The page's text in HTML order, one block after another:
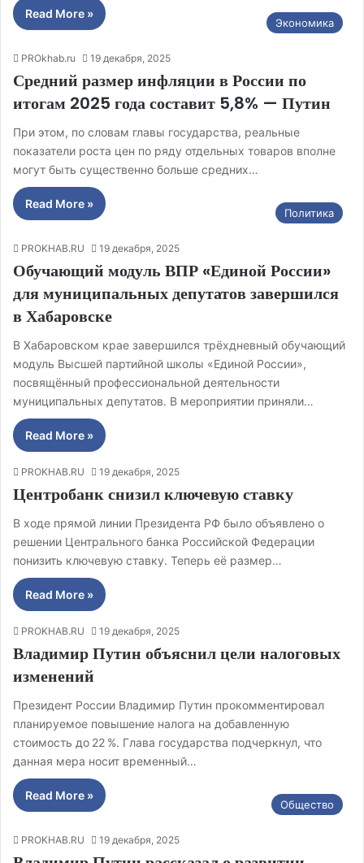
Read More »
Экономика
PROkhab.ru 19 декабря, 2025
Средний размер инфляции в России по
итогам 2025 года составит 5,8% — Путин
При этом, по словам главы государства, реальные
показатели роста цен по ряду отдельных товаров вполне
могут быть существенно больше средних…
Read More »
Политика
PROKHAB.RU 19 декабря, 2025
Обучающий модуль ВПР «Единой России»
для муниципальных депутатов завершился
в Хабаровске
В Хабаровском крае завершился трёхдневный обучающий
модуль Высшей партийной школы «Единой России»,
посвящённый профессиональной деятельности
муниципальных депутатов. В мероприятии приняли…
Read More »
PROKHAB.RU 19 декабря, 2025
Центробанк снизил ключевую ставку
В ходе прямой линии Президента РФ было объявлено о
решении Центрального банка Российской Федерации
понизить ключевую ставку. Теперь её размер…
Read More »
PROKHAB.RU 19 декабря, 2025
Владимир Путин объяснил цели налоговых
изменений
Президент России Владимир Путин прокомментировал
планируемое повышение налога на добавленную
стоимость до 22 %. Глава государства подчеркнул, что
данная мера носит временный…
Read More »
Общество
PROKHAB.RU 19 декабря, 2025